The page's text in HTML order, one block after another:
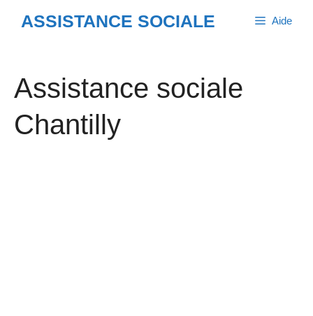
ASSISTANCE SOCIALE Aide
Assistance sociale
Chantilly